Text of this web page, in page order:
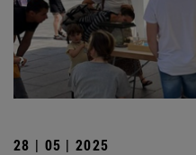
28 | 05 | 2025